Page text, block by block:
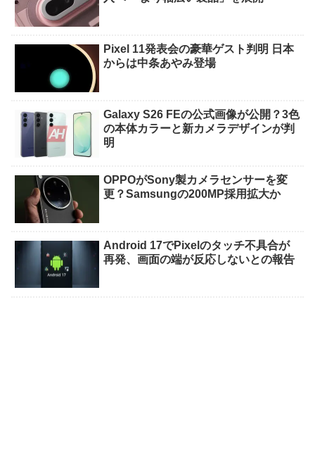
Pixel 11発表会の豪華ゲスト判明 日本
からは中条あやみ登場
Galaxy S26 FEの公式画像が公開？3色
の本体カラーと新カメラデザインが判
明
OPPOがSony製カメラセンサーを変
更？Samsungの200MP採用拡大か
Android 17でPixelのタッチ不具合が
再発、画面の端が反応しないとの報告